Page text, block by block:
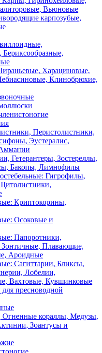
Вьюновые
карпозубые,
Харациновые,
Клинобрюхие,
Перистолистники,
Эустералис,
Гетерантеры, Зостереллы,
Бакопы, Лимнофилы
Гигрофилы,
Криптокорины,
Осоковые и
Папоротники,
Плавающие,
Ароидные
Сагиттарии, Бликсы,
Лобелии,
Вахтовые, Кувшинковые
пресноводной
Огненные кораллы, Медузы,
Зоантусы и